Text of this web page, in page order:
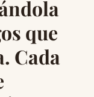
que
Cada